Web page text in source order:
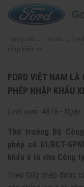
FORD VIỆT NAM
PHÉP NHẬP KHẨU
Lượt xem: 4616 -
Thứ trưởng Bộ
phép số 01/BCT-
khẩu ô tô cho Công
Theo Giấy phép được